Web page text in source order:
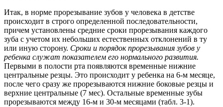
Итак, в норме прорезывание зубов у человека в детстве
происходит в строго определенной последовательности,
причем установлены средние сроки прорезывания каждого
зуба с учетом их небольших естественных отклонений в ту
или иную сторону. Сроки и порядок прорезывания зубов у
ребенка служат показателем его нормального развития.
Первыми в полости рта появляются временные нижние
центральные резцы. Это происходит у ребенка на 6-м месяце,
после чего сразу же прорезываются нижние боковые резцы и
верхние центральные (7 мес). Остальные временные зубы
прорезываются между 16-м и 30-м месяцами (табл. 3-1).